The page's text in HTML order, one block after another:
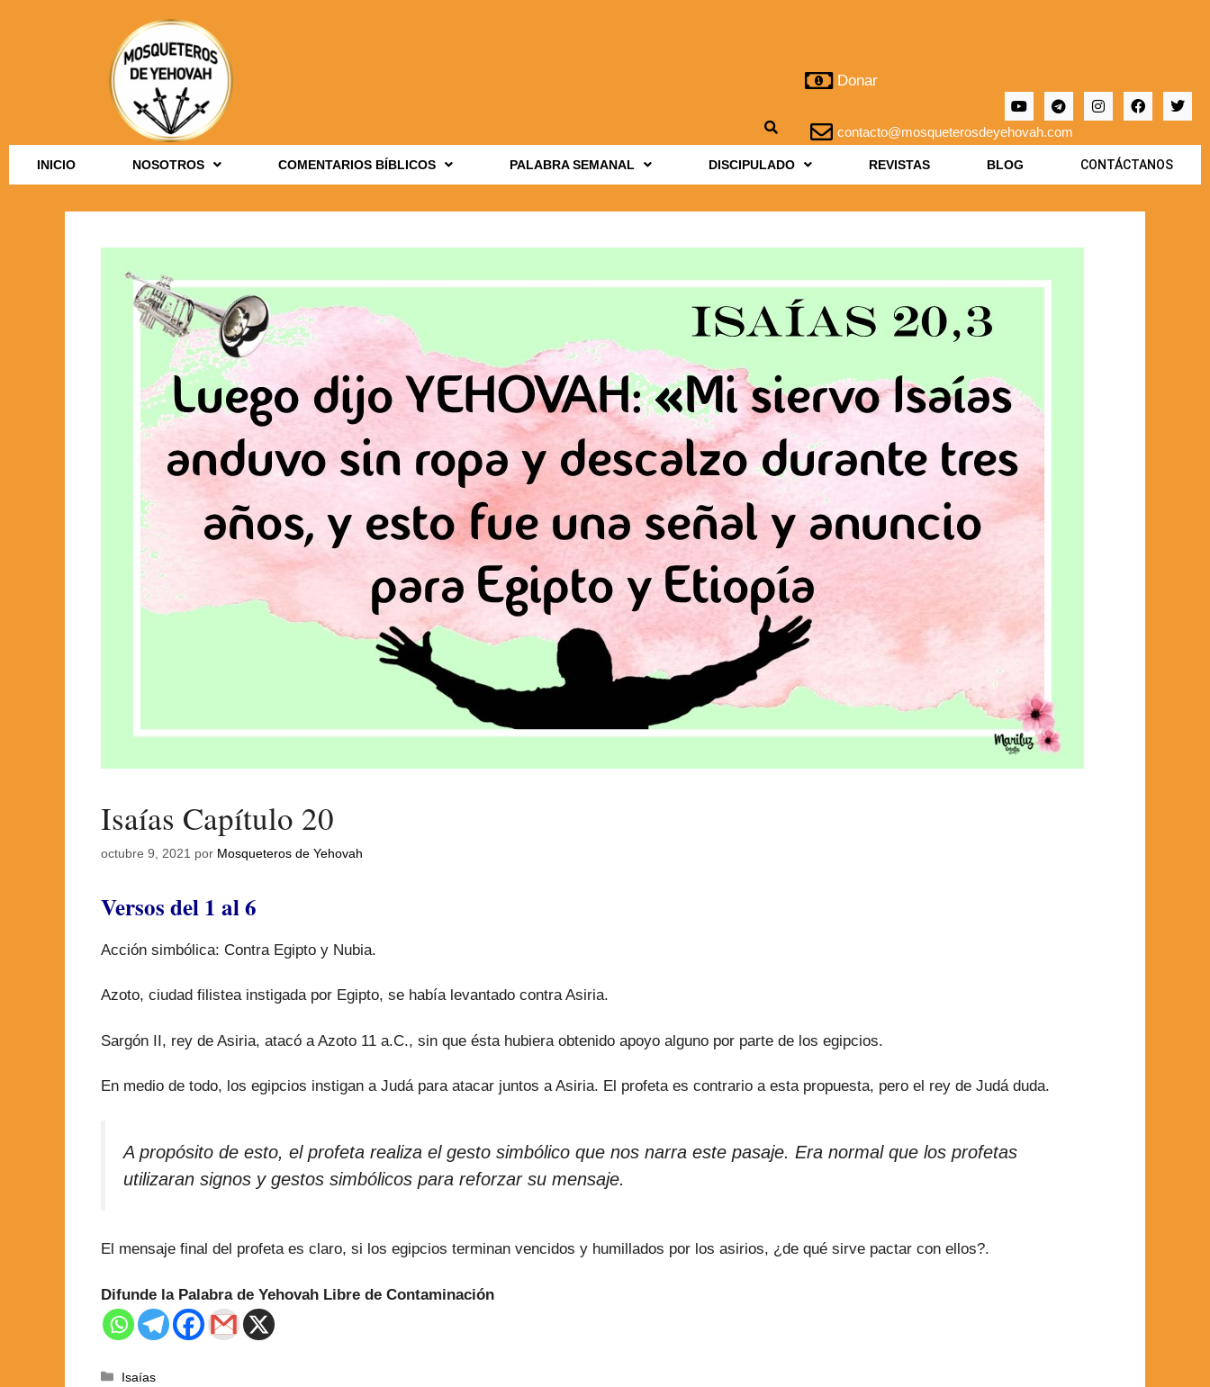
Donar
contacto@mosqueterosdeyehovah.com
INICIO NOSOTROS COMENTARIOS BÍBLICOS PALABRA SEMANAL DISCIPULADO REVISTAS BLOG CONTÁCTANOS
Isaías Capítulo 20
octubre 9, 2021 por Mosqueteros de Yehovah
Versos del 1 al 6
Acción simbólica: Contra Egipto y Nubia.
Azoto, ciudad filistea instigada por Egipto, se había levantado contra Asiria.
Sargón II, rey de Asiria, atacó a Azoto 11 a.C., sin que ésta hubiera obtenido apoyo alguno por parte de los egipcios.
En medio de todo, los egipcios instigan a Judá para atacar juntos a Asiria. El profeta es contrario a esta propuesta, pero el rey de Judá duda.
A propósito de esto, el profeta realiza el gesto simbólico que nos narra este pasaje. Era normal que los profetas
utilizaran signos y gestos simbólicos para reforzar su mensaje.
El mensaje final del profeta es claro, si los egipcios terminan vencidos y humillados por los asirios, ¿de qué sirve pactar con ellos?.
Difunde la Palabra de Yehovah Libre de Contaminación
Isaías